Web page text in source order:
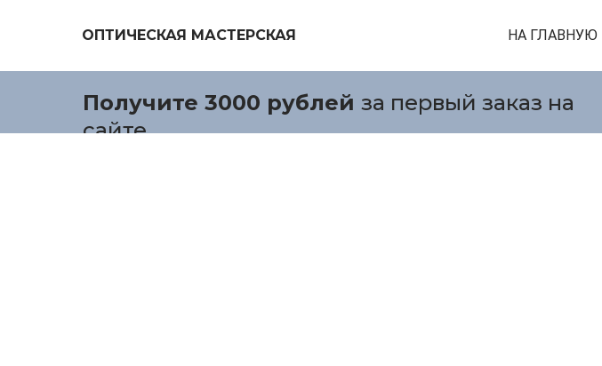
ОПТИЧЕСКАЯ МАСТЕРСКАЯ НА ГЛАВНУЮ
Получите 3000 рублей за первый заказ на
сайте.